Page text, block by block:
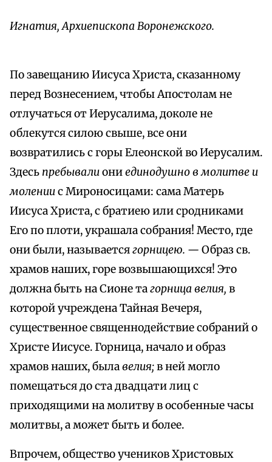
Игнатия, Архиепископа Воронежского.
По завещанию Иисуса Христа, сказанному
перед Вознесением, чтобы Апостолам не
отлучаться от Иерусалима, доколе не
облекутся силою свыше, все они
возвратились с горы Елеонской во Иерусалим.
Здесь пребывалиониединодушно в молитве и
молениис Мироносицами: сама Матерь
Иисуса Христа, с братиею или сродниками
Его по плоти, украшала собрания! Место, где
они были, называетсягорницею. — Образ св.
храмов наших, горе возвышающихся! Это
должна быть на Сионе тагорница велия, в
которой учреждена Тайная Вечеря,
существенное священнодействие собраний о
Христе Иисусе. Горница, начало и образ
храмов наших, былавелия;в ней могло
помещаться до ста двадцати лиц с
приходящими на молитву в особенные часы
молитвы, а может быть и более.
Впрочем, общество учеников Христовых